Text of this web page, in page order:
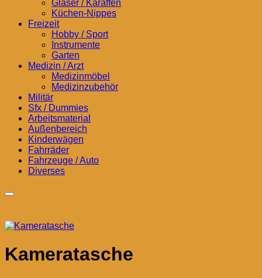
Gläser / Karaffen
Küchen-Nippes
Freizeit
Hobby / Sport
Instrumente
Garten
Medizin / Arzt
Medizinmöbel
Medizinzubehör
Militär
Sfx / Dummies
Arbeitsmaterial
Außenbereich
Kinderwägen
Fahrräder
Fahrzeuge / Auto
Diverses
Kameratasche